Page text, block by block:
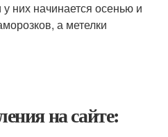
них начинается осенью и
а метелки
на сайте: